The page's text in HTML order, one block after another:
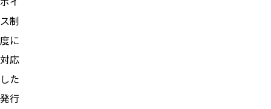
ス制
度に
対応
した
発行